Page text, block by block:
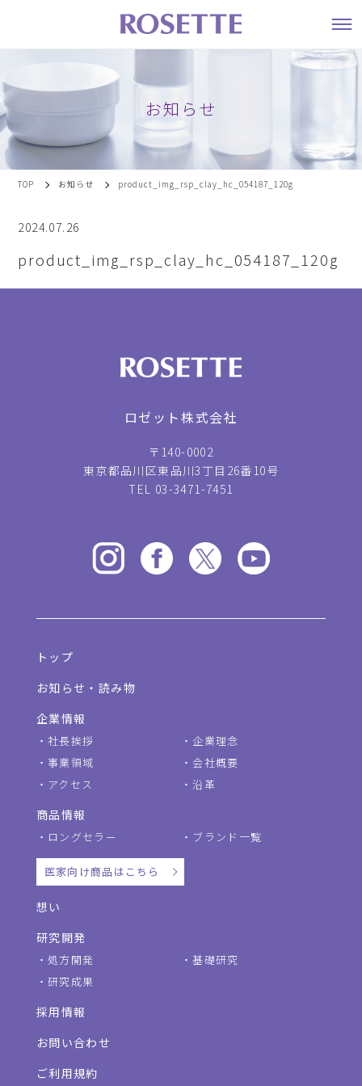
お知らせ
TOP お知らせ product_img_rsp_clay_hc_054187_120g
2024.07.26
product_img_rsp_clay_hc_054187_120g
ロゼット株式会社
〒140-0002
東京都品川区東品川3丁目26番10号
TEL 03-3471-7451
トップ
お知らせ・読み物
企業情報
社長挨拶
企業理念
事業領域
会社概要
アクセス
沿革
商品情報
ロングセラー ブランド一覧
医家向け商品はこちら
想い
研究開発
処方開発
基礎研究
研究成果
採用情報
お問い合わせ
ご利用規約